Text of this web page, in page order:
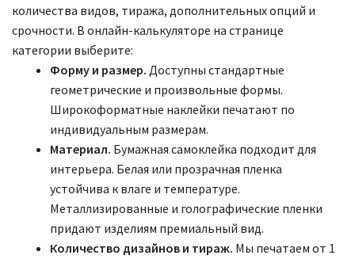
количества видов, тиража, дополнительных опций и
срочности. В онлайн-калькуляторе на странице
категории выберите:
Форму и размер. Доступны стандартные
геометрические и произвольные формы.
Широкоформатные наклейки печатают по
индивидуальным размерам.
Материал. Бумажная самоклейка подходит для
интерьера. Белая или прозрачная пленка
устойчива к влаге и температуре.
Металлизированные и голографические пленки
придают изделиям премиальный вид.
Количество дизайнов и тираж. Мы печатаем от 1